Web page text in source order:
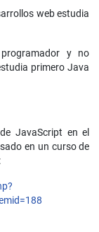
web estudia
y no
primero Java
JavaScript en el
en un curso de